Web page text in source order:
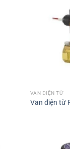
VAN ĐIỆN TỪ
Van điện từ